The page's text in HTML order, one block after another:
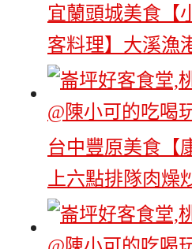
宜蘭頭城美食【
客料理】大溪漁
台中豐原美食【
上六點排隊肉燥